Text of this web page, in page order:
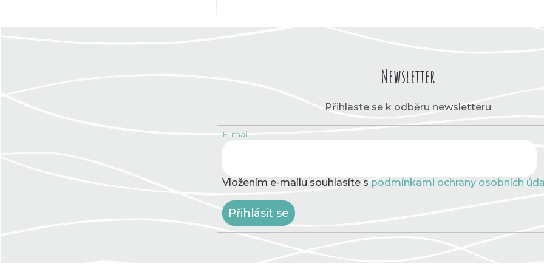
Newsletter
Přihlaste se k odběru newsletteru
E-mail
Vložením e-mailu souhlasíte s podmínkami ochrany osobních
Přihlásit se